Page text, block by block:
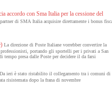
accordo con Sma Italia per la cessione del
di SMA Italia acquisire direttamente i bonus
La direzione di Poste Italiane vorrebber convertire la
portando gli sportelli per i privati a San
tempo presa dalle Poste per decidere il da farsi
Da ieri è stato ristabilito il collegamento tra i comuni di
risistemata dopo la frana di novembre